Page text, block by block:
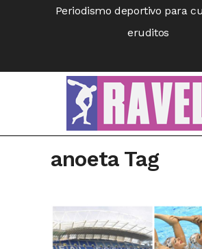
Periodismo deportivo para
eruditos
anoeta Tag